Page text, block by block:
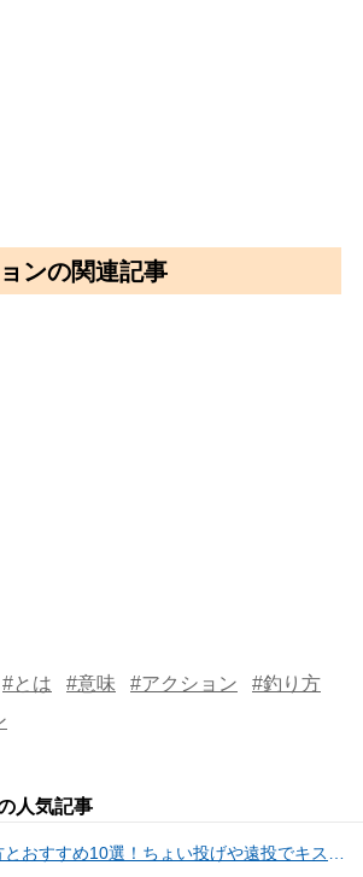
ンの関連記事
#とは #意味 #アクション
#釣り方
人気記事
キス釣り竿の選び方とおすすめ10選！ちょい投げや遠投でキス釣りを楽しもう